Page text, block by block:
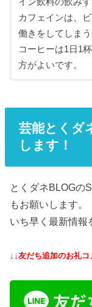
カフェインは、
働きをしてしまう
コーヒーは1日1
方がよいです。
芸能とくダ
します！
とくダネBLOGの
もお願いします。
いち早く最新情報
↓↓友だち追加のお礼